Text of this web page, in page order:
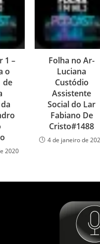
1 –
o
de
2020
Folha no Ar-
Luciana
Custódio
Assistente
Social do Lar
Fabiano De
Cristo#1488
4 de janeiro de